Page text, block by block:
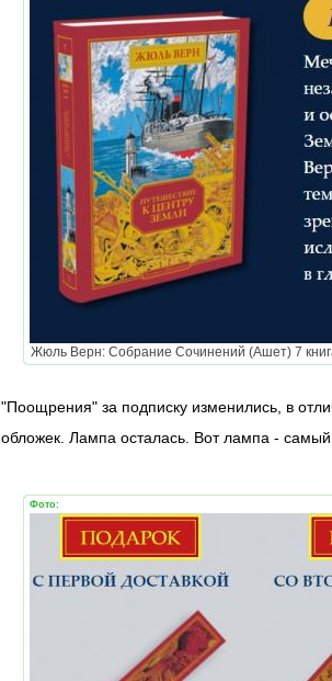
Жюль Верн: Собрание Сочинений (Ашет) 7
"Поощрения" за подписку изменились, в
обложек. Лампа осталась. Вот лампа -
Фото: